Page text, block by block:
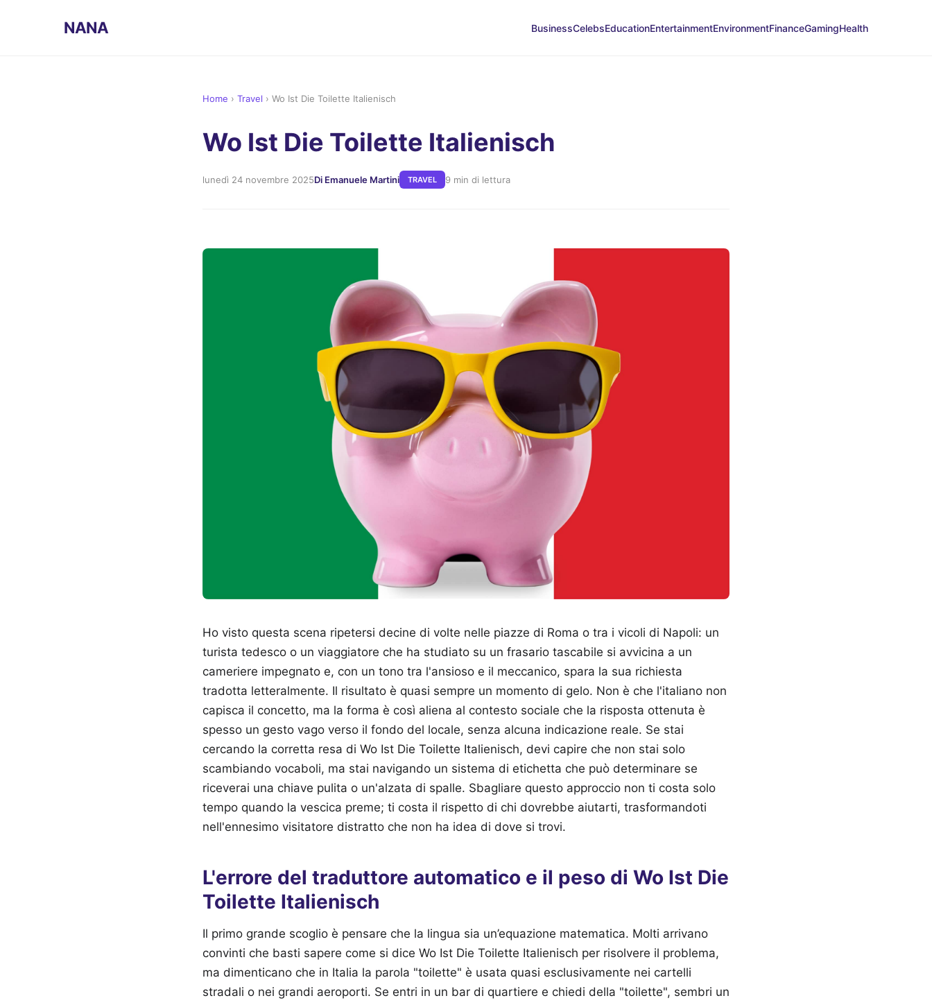
NANA BusinessCelebsEducationEntertainmentEnvironmentFinanceGamingHealth
Home › Travel › Wo Ist Die Toilette Italienisch
Wo Ist Die Toilette Italienisch
lunedì 24 novembre 2025Di Emanuele Martini TRAVEL 9 min di lettura
Ho visto questa scena ripetersi decine di volte nelle piazze di Roma o tra i vicoli di Napoli: un
turista tedesco o un viaggiatore che ha studiato su un frasario tascabile si avvicina a un
cameriere impegnato e, con un tono tra l'ansioso e il meccanico, spara la sua richiesta
tradotta letteralmente. Il risultato è quasi sempre un momento di gelo. Non è che l'italiano non
capisca il concetto, ma la forma è così aliena al contesto sociale che la risposta ottenuta è
spesso un gesto vago verso il fondo del locale, senza alcuna indicazione reale. Se stai
cercando la corretta resa di Wo Ist Die Toilette Italienisch, devi capire che non stai solo
scambiando vocaboli, ma stai navigando un sistema di etichetta che può determinare se
riceverai una chiave pulita o un'alzata di spalle. Sbagliare questo approccio non ti costa solo
tempo quando la vescica preme; ti costa il rispetto di chi dovrebbe aiutarti, trasformandoti
nell'ennesimo visitatore distratto che non ha idea di dove si trovi.
L'errore del traduttore automatico e il peso di Wo Ist Die
Toilette Italienisch
Il primo grande scoglio è pensare che la lingua sia un’equazione matematica. Molti arrivano
convinti che basti sapere come si dice Wo Ist Die Toilette Italienisch per risolvere il problema,
ma dimenticano che in Italia la parola "toilette" è usata quasi esclusivamente nei cartelli
stradali o nei grandi aeroporti. Se entri in un bar di quartiere e chiedi della "toilette", sembri un